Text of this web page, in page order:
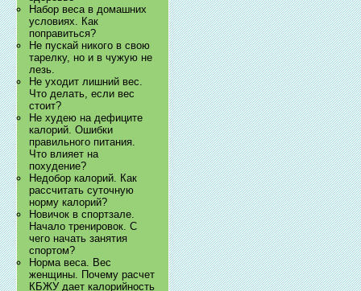
Набор веса в домашних
условиях. Как
поправиться?
Не пускай никого в свою
тарелку, но и в чужую не
лезь.
Не уходит лишний вес.
Что делать, если вес
стоит?
Не худею на дефиците
калорий. Ошибки
правильного питания.
Что влияет на
похудение?
Недобор калорий. Как
рассчитать суточную
норму калорий?
Новичок в спортзале.
Начало тренировок. С
чего начать занятия
спортом?
Норма веса. Вес
женщины. Почему расчет
КБЖУ дает калорийность